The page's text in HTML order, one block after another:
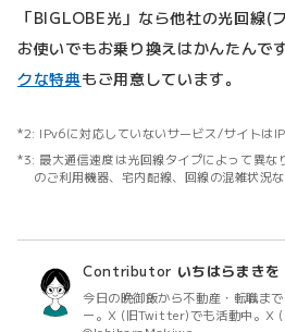
「BIGLOBE光」なら他社の光回線(
お使いでもお乗り換えはかんたんです
クな特典もご用意しています。
IPv6に対応していないサービス/サイトは
最大通信速度は光回線タイプによって異な
のご利用機器、宅内配線、回線の混雑状況
Contributor いちはらまきを
今日の晩御飯から不動産・転職ま
ー。X (旧Twitter)でも活動中。X